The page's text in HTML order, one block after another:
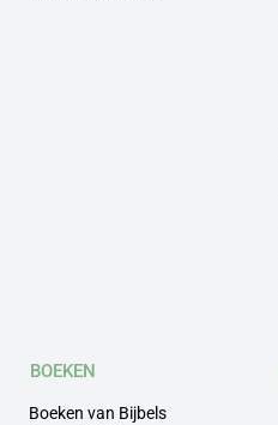
BOEKEN
Boeken van Bijbels